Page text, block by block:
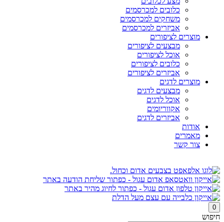
כלובים למכרסמים
משחקים למכרסמים
אביזרים למכרסמים
מוצרים לציפורים
מבצעים לציפורים
אוכל לציפורים
כלובים לציפורים
אביזרים לציפורים
מוצרים לדגים
מבצעים לדגים
אוכל לדגים
אקווריומים
אביזרים לדגים
אודות
מאמרים
צור קשר
0
חיפוש